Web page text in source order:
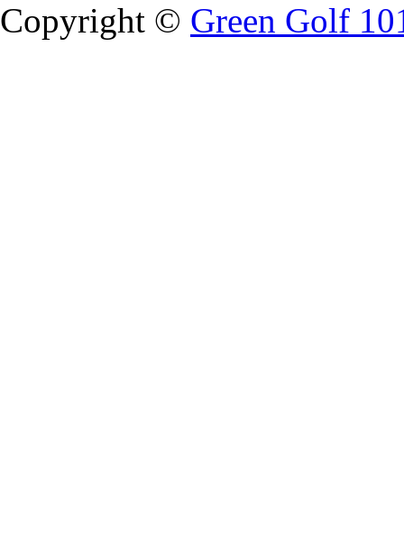
Copyright © Green Golf